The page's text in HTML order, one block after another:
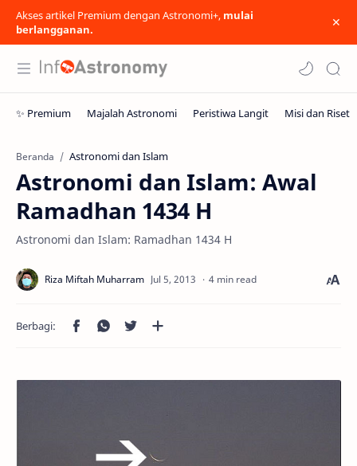
Akses artikel Premium dengan Astronomi+, mulai
berlangganan.
Beranda Astronomi dan Islam
Astronomi dan Islam: Awal
Ramadhan 1434 H
Astronomi dan Islam: Ramadhan 1434 H
4 min read